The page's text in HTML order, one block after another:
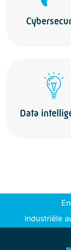
Data
Industriële